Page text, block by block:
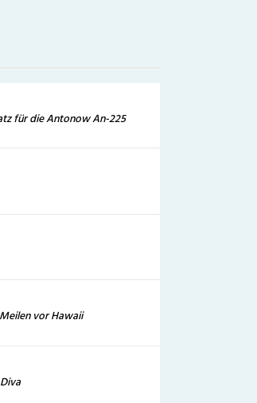
für die Antonow An-225
vor Hawaii